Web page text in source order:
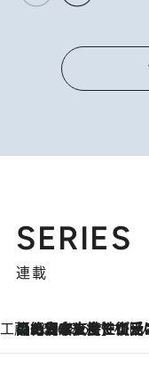
SERIES
連載
工藤まやのおもてなし
2026.8.6
【ハワイ土産】ローカルの絶大な支持で復活！ 絶品の幻クッキー《元ファンの日本人女性が受け継いだ名店》